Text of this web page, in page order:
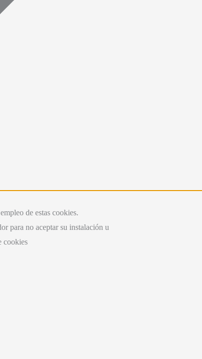
de estas cookies.
para no aceptar su instalación u
cookies